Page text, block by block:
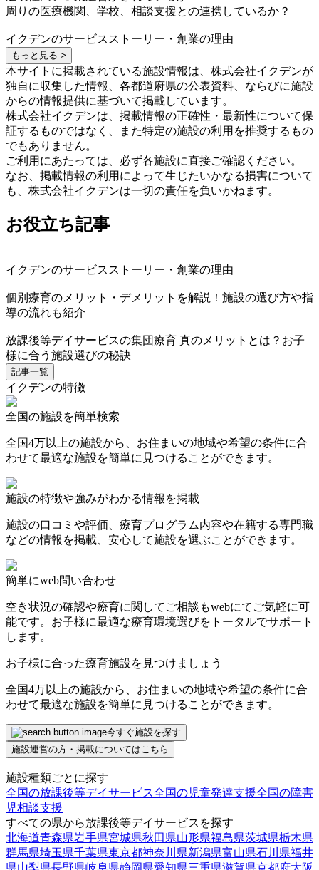
周りの医療機関、学校、相談支援との連携しているか？
イクデンのサービスストーリー・創業の理由
もっと見る >
本サイトに掲載されている施設情報は、株式会社イクデンが
独自に収集した情報、各都道府県の公表資料、ならびに施設
からの情報提供に基づいて掲載しています。
株式会社イクデンは、掲載情報の正確性・最新性について保
証するものではなく、また特定の施設の利用を推奨するもの
でもありません。
ご利用にあたっては、必ず各施設に直接ご確認ください。
なお、掲載情報の利用によって生じたいかなる損害について
も、株式会社イクデンは一切の責任を負いかねます。
お役立ち記事
イクデンのサービスストーリー・創業の理由
個別療育のメリット・デメリットを解説！施設の選び方や指
導の流れも紹介
放課後等デイサービスの集団療育 真のメリットとは？お子
様に合う施設選びの秘訣
記事一覧
イクデンの特徴
全国の施設を簡単検索
全国4万以上の施設から、お住まいの地域や希望の条件に合
わせて最適な施設を簡単に見つけることができます。
施設の特徴や強みがわかる情報を掲載
施設の口コミや評価、療育プログラム内容や在籍する専門職
などの情報を掲載、安心して施設を選ぶことができます。
簡単にweb問い合わせ
空き状況の確認や療育に関してご相談もwebにてご気軽に可
能です。お子様に最適な療育環境選びをトータルでサポート
します。
お子様に合った療育施設を見つけましょう
全国4万以上の施設から、お住まいの地域や希望の条件に合
わせて最適な施設を簡単に見つけることができます。
今すぐ施設を探す
施設運営の方・掲載についてはこちら
施設種類ごとに探す
全国の放課後等デイサービス全国の児童発達支援全国の障害
児相談支援
すべての県から放課後等デイサービスを探す
北海道青森県岩手県宮城県秋田県山形県福島県茨城県栃木県
群馬県埼玉県千葉県東京都神奈川県新潟県富山県石川県福井
県山梨県長野県岐阜県静岡県愛知県三重県滋賀県京都府大阪